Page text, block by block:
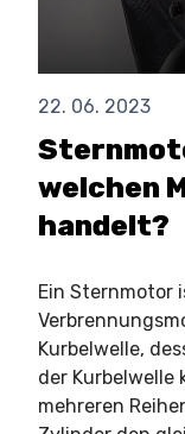
22. 06. 2023
welchen
handelt?
Ein Sternmotor
Kurbelwelle,
der Kurbelwelle
mehreren